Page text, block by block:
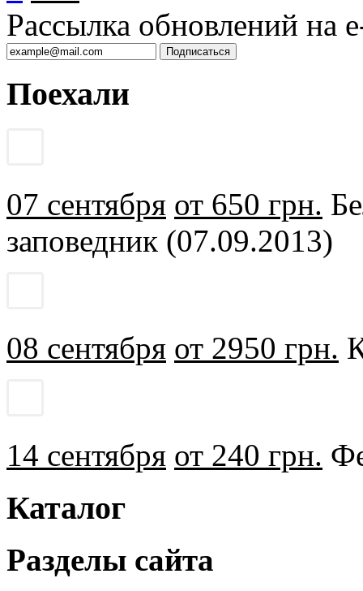
Рассылка обновлений на
Поехали
07 сентября от 650 грн.
заповедник (07.09.2013)
08 сентября от 2950 грн.
14 сентября от 240 грн.
Каталог
Разделы сайта